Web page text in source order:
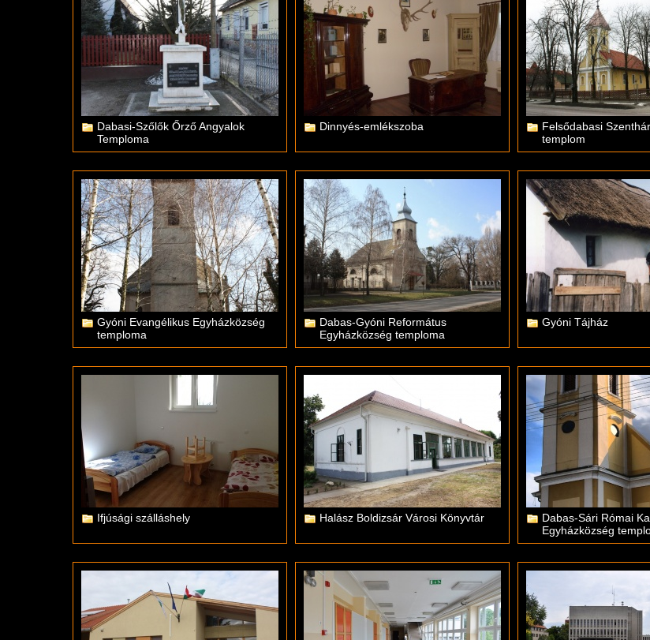
Dabasi-Szőlők Őrző Angyalok
Temploma
Dinnyés-emlékszoba
Felsődabasi
templom
Gyóni Evangélikus Egyházközség
temploma
Dabas-Gyóni Református
Egyházközség temploma
Gyóni Tájház
Ifjúsági szálláshely Halász Boldizsár Városi Könyvtár
Dabas-Sári Római
Egyházközség